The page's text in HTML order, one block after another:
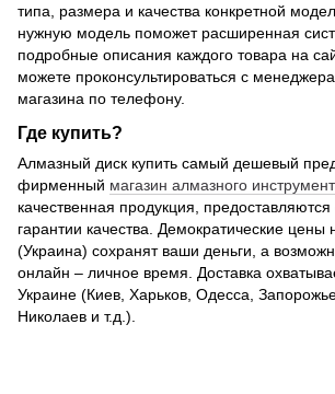
типа, размера и качества конкретной
нужную модель поможет расширенная
подробные описания каждого товара на
можете проконсультироваться с
магазина по телефону.
Где купить?
Алмазный диск купить самый дешевый
фирменный магазин алмазного
качественная продукция,
гарантии качества. Демократические цены
(Украина) сохранят ваши деньги, а
онлайн – личное время. Доставка
Украине (Киев, Харьков, Одесса,
Николаев и т.д.).